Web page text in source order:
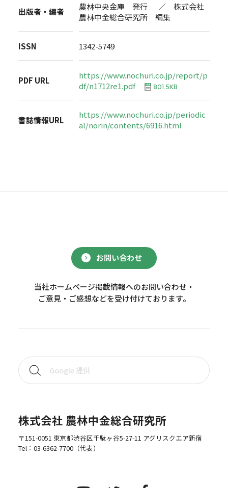
出版者・編者
農林中央金庫 発行 ／ 株式会社
農林中金総合研究所 編集
ISSN 1342-5749
PDF URL
https://www.nochuri.co.jp/report/p
df/n1712re1.pdf
801.5KB
書誌情報URL
https://www.nochuri.co.jp/periodic
al/norin/contents/6916.html
お問い合わせ
当社ホームページ掲載情報へのお問い合わせ・
ご意見・ご感想などを受け付けております。
株式会社 農林中金総合研究所
〒151-0051 東京都渋谷区千駄ヶ谷5-27-11 アグリスクエア新宿
Tel： 03-6362-7700（代表）